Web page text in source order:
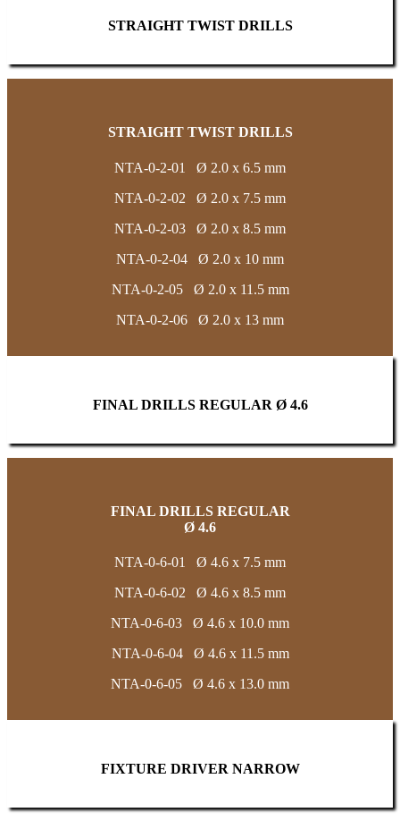
STRAIGHT TWIST DRILLS
STRAIGHT TWIST DRILLS
NTA-0-2-01 Ø 2.0 x 6.5 mm
NTA-0-2-02 Ø 2.0 x 7.5 mm
NTA-0-2-03 Ø 2.0 x 8.5 mm
NTA-0-2-04 Ø 2.0 x 10 mm
NTA-0-2-05 Ø 2.0 x 11.5 mm
NTA-0-2-06 Ø 2.0 x 13 mm
FINAL DRILLS REGULAR Ø 4.6
FINAL DRILLS REGULAR
Ø 4.6
NTA-0-6-01 Ø 4.6 x 7.5 mm
NTA-0-6-02 Ø 4.6 x 8.5 mm
NTA-0-6-03 Ø 4.6 x 10.0 mm
NTA-0-6-04 Ø 4.6 x 11.5 mm
NTA-0-6-05 Ø 4.6 x 13.0 mm
FIXTURE DRIVER NARROW